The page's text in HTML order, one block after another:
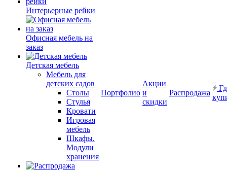
Интерьерные рейки
Офисная мебель на
заказ
Детская мебель
Мебель для
детских садов
Столы
Стулья
Кровати
Игровая
мебель
Шкафы.
Модули
хранения
Портфолио
Акции
и
скидки
Распродажа